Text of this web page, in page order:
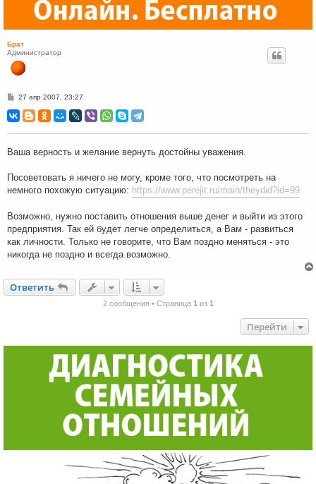
Брат
Администратор
С
о
б
и
27 апр 2007, 23:27
Ваша верность и желание вернуть достойны уважения.
Посоветовать я ничего не могу, кроме того, что посмотреть на
немного похожую ситуацию: https://www.perejit.ru/main/theydid?id=99
Возможно, нужно поставить отношения выше денег и выйти из этого
предприятия. Так ей будет легче определиться, а Вам - развиться
как личности. Только не говорите, что Вам поздно меняться - это
никогда не поздно и всегда возможно.
Ответить
Ответить
2 сообщения • Страница 1 из 1
Перейти